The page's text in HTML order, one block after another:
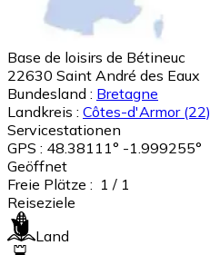
Base de loisirs de Bétineuc
22630 Saint André des Eaux
Bundesland : Bretagne
Landkreis : Côtes-d'Armor (22)
Servicestationen
GPS : 48.38111° -1.999255°
Geöffnet
Freie Plätze : 1 / 1
Reiseziele
Land